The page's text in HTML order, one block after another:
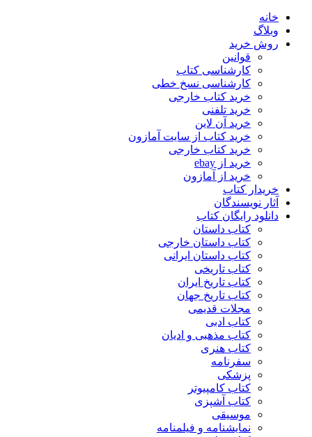
خانه
وبلاگ
روش خرید
قوانین
کارشناسی کتاب
کارشناسی نسخ خطی
خرید کتاب خارجی
خرید تلفنی
خرید آن لاین
خرید کتاب از سایت آمازون
خرید کتاب خارجی
خرید از ebay
خرید از آمازون
خریدار کتاب
آثار نویسندگان
دانلود رایگان کتاب
کتاب داستان
کتاب داستان خارجی
کتاب داستان ایرانی
کتاب تاریخی
کتاب تاریخ ایران
کتاب تاریخ جهان
مجلات قدیمی
کتاب ادبی
کتاب مذهبی و ادیان
کتاب هنری
سفرنامه
پزشکی
کتاب کامپیوتر
کتاب آشپزی
موسیقی
نمایشنامه و فیلمنامه